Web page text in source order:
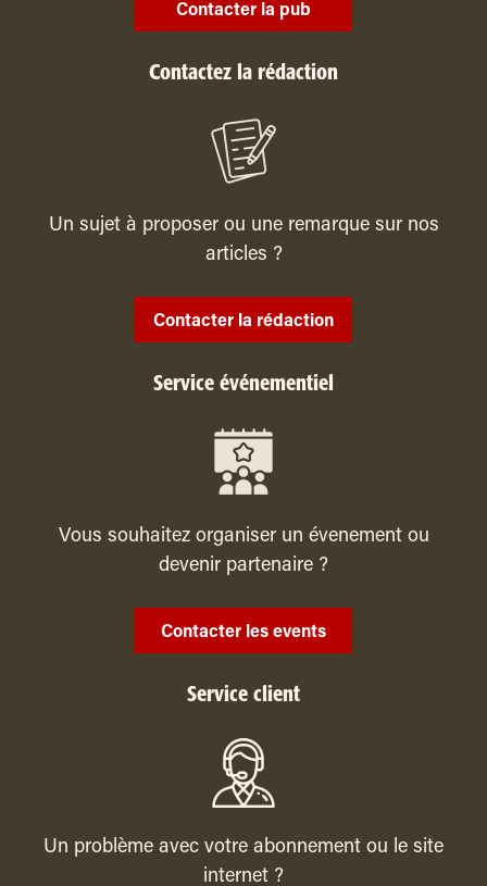
Contacter la pub
Contactez la rédaction
Un sujet à proposer ou une remarque sur nos
articles ?
Contacter la rédaction
Service événementiel
Vous souhaitez organiser un évenement ou
devenir partenaire ?
Contacter les events
Service client
Un problème avec votre abonnement ou le site
internet ?